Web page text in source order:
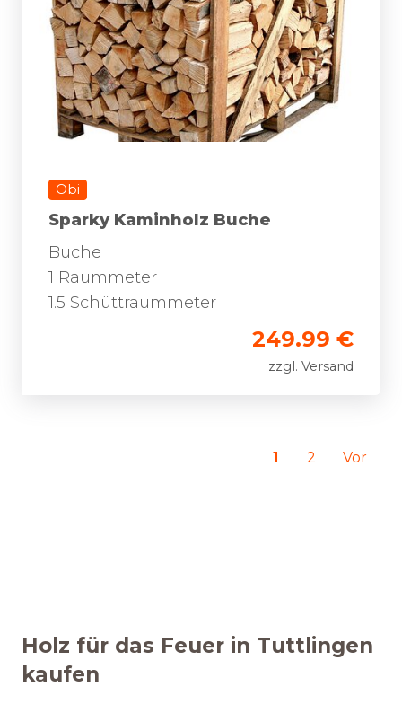
Obi
Sparky Kaminholz Buche
Buche
1 Raummeter
1.5 Schüttraummeter
249.99 €
zzgl. Versand
1 2 Vor
Holz für das Feuer in Tuttlingen
kaufen